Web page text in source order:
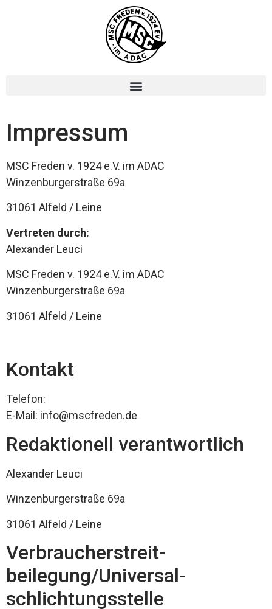
Impressum
MSC Freden v. 1924 e.V. im ADAC
Winzenburgerstraße 69a
31061 Alfeld / Leine
Vertreten durch:
Alexander Leuci
MSC Freden v. 1924 e.V. im ADAC
Winzenburgerstraße 69a
31061 Alfeld / Leine
Kontakt
Telefon:
E-Mail: info@mscfreden.de
Redaktionell verantwortlich
Alexander Leuci
Winzenburgerstraße 69a
31061 Alfeld / Leine
Verbraucher­streit­
beilegung/Universal­
schlichtungs­stelle